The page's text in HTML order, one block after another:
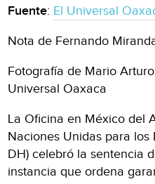
Fuente: El Universal
Nota de Fernando
Fotografía de Mario
Universal Oaxaca
La Oficina en México del
Naciones Unidas para los
DH) celebró la sentencia
instancia que ordena